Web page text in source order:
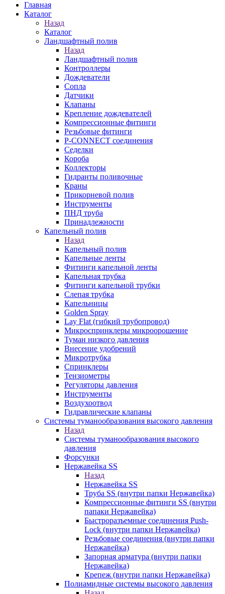
Главная
Каталог
Назад
Каталог
Ландшафтный полив
Назад
Ландшафтный полив
Контроллеры
Дождеватели
Сопла
Датчики
Клапаны
Крепление дождевателей
Компрессионные фитинги
Резьбовые фитинги
P-CONNECT соединения
Седелки
Короба
Коллекторы
Гидранты поливочные
Краны
Прикорневой полив
Инструменты
ПНД труба
Принадлежности
Капельный полив
Назад
Капельный полив
Капельные ленты
Фитинги капельной ленты
Капельная трубка
Фитинги капельной трубки
Слепая трубка
Капельницы
Golden Spray
Lay Flat (гибкий трубопровод)
Микроспринклеры микроорошение
Туман низкого давления
Внесение удобрений
Микротрубка
Спринклеры
Тензиометры
Регуляторы давления
Инструменты
Воздухоотвод
Гидравлические клапаны
Системы туманообразования высокого давления
Назад
Системы туманообразования высокого
давления
Форсунки
Нержавейка SS
Назад
Нержавейка SS
Труба SS (внутри папки Нержавейка)
Компрессионные фитинги SS (внутри
папаки Нержавейка)
Быстроразъемные соединения Push-
Lock (внутри папки Нержавейка)
Резьбовые соединения (внутри папки
Нержавейка)
Запорная арматура (внутри папки
Нержавейка)
Крепеж (внутри папки Нержавейка)
Полиамидные системы высокого давления